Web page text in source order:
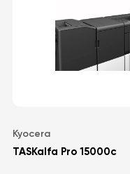
Kyocera
TASKalfa Pro 15000c